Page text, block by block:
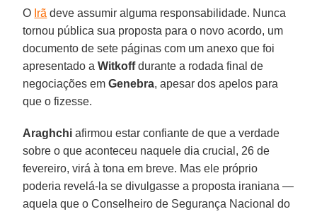
O Irã deve assumir alguma responsabilidade. Nunca
tornou pública sua proposta para o novo acordo, um
documento de sete páginas com um anexo que foi
apresentado aWitkoffdurante a rodada final de
negociações emGenebra, apesar dos apelos para
que o fizesse.
Araghchi afirmou estar confiante de que a verdade
sobre o que aconteceu naquele dia crucial, 26 de
fevereiro, virá à tona em breve. Mas ele próprio
poderia revelá-la se divulgasse a proposta iraniana —
aquela que o Conselheiro de Segurança Nacional do